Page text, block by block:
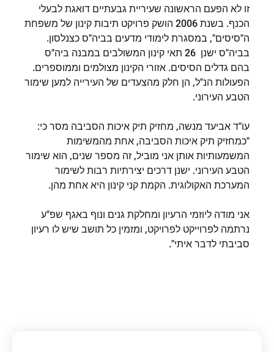
זו לא הפעם הראשונה שעיריית גבעתיים דואגת לבעלי
הכנף. בשנת 2006 הושק פרויקט תיבות קינון של משפחת
ה"סיסים", במסגרת לימודי מדעים בביה"ס כצנלסון.
בביה"ס ישנן 26 תאי קינון המשולבים במבנה ביה"ס
בהם גדלים הסיסים. אזורי הקינון מצולמים וממוספרים.
הפעולות הנ"ל, הן חלק מהצעדים של העירייה למען שימור
הטבע העירוני.
עו"ד אביעד מנשה, מחזיק תיק איכות הסביבה מסר כי:
"כמחזיק תיק איכות הסביבה, אחת מהמשימות
המשמעותיות אותן אני מוביל, זה מספר שנים, הוא שימור
הטבע העירוני. ישנן דרכים יצירתיות רבות לשימור
המערכת האקולוגית. הקמת קני קינון היא אחת מהן.
אני מודה ליוזמי הרעיון ומחלקת גנים ונוף באגף שפ"ע
נרתמה לפרוייקט לפרויקט, ומזמין כל תושב שיש לו רעיון
סביבתי לדבר איתי".